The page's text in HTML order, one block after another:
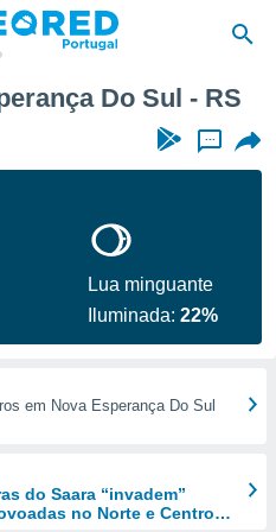
Do Sul - RS
...
Lua minguante
Iluminada:22%
em Nova Esperança Do Sul
do Saara “invadem”
no Norte e Centro